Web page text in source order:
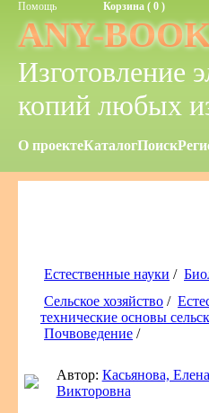
Помощь Корзина ( 0 )
ANY-
Изготовление
копий любых
О проектеКаталогПоиск
Естественные науки /
Сельское хозяйство /
технические основы
Почвоведение /
Автор: Касьянова, Елена
Викторовна